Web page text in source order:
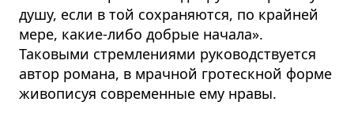
душу, если в той сохраняются, по крайней
мере, какие-либо добрые начала».
Таковыми стремлениями руководствуется
автор романа, в мрачной гротескной форме
живописуя современные ему нравы.